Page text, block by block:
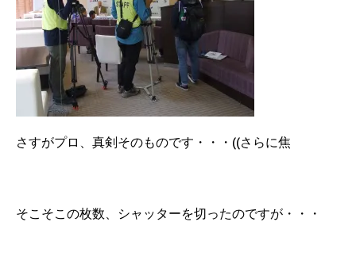
さすがプロ、真剣そのものです・・・((さらに焦
そこそこの枚数、シャッターを切ったのですが・・・